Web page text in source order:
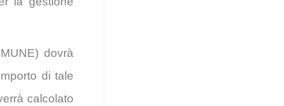
dovrà
di tale
calcolato